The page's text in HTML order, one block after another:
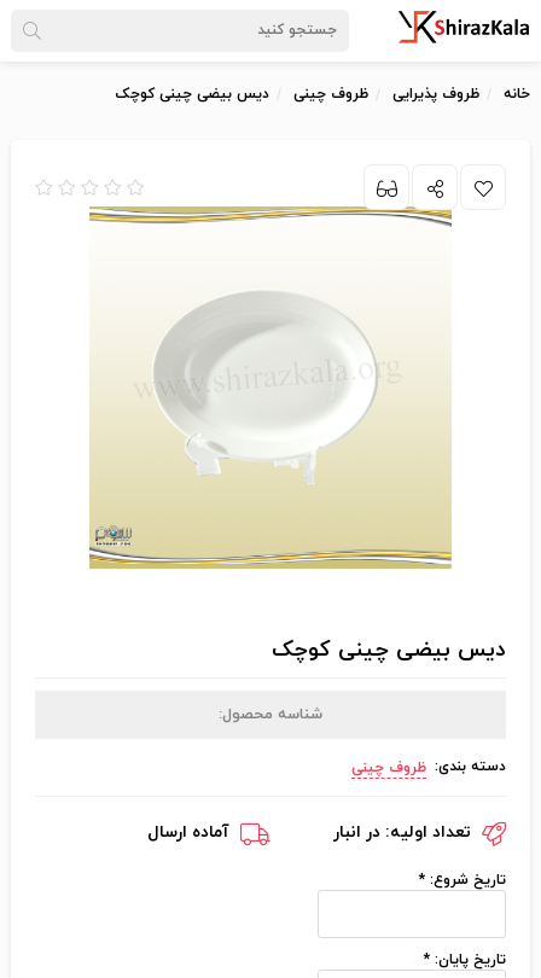
خانه ظروف پذیرایی ظروف چینی دیس بیضی چینی کوچک
دیس بیضی چینی کوچک
شناسه محصول:
دسته بندی: ظروف چینی
تعداد اولیه: در انبار آماده ارسال
تاریخ شروع: *
تاریخ پایان: *